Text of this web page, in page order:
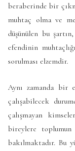
beraberinde bir
muhtaç olma ve
düşünülen bu
efendinin
sorulması elzemdir.
Aynı zamanda bir
çalışabilecek
çalışmayan
bireylere
bakılmaktadır. Bu